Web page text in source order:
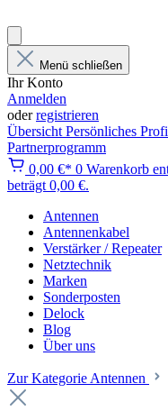
Menü schließen
Ihr Konto
Anmelden
oderregistrieren
Übersicht Persönliches
Partnerprogramm
0,00 €* 0 Warenkorb
beträgt 0,00 €.
Antennen
Antennenkabel
Verstärker / Repeater
Netztechnik
Marken
Sonderposten
Delock
Blog
Über uns
Zur Kategorie Antennen